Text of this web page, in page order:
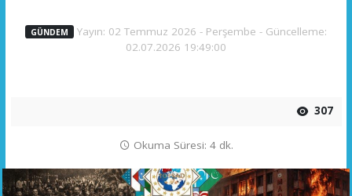
GÜNDEM Yayın: 02 Temmuz 2026 - Perşembe - Güncelleme:
02.07.2026 19:49:00
307
Okuma Süresi: 4 dk.